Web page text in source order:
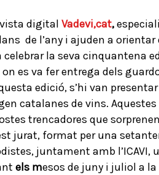
digital Vadevi,cat,
de l’any i ajuden a
celebrar la seva cinquantena
on es va fer entrega dels
edició, s’hi van
catalanes de vins.
trencadores que
jurat, format per una
juntament amb
els mesos de juny i juliol a la